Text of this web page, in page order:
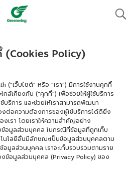
(Cookies Policy)
("เว็บไซต์" หรือ "เรา") มีการใช้งานคุกกี้
ล้เคียงกัน ("คุกกี้") เพื่อช่วยให้ผู้ใช้บริการ
ริการ และช่วยให้เราสามารถพัฒนา
ต่อความต้องการของผู้ใช้บริการได้ดียิ่ง
งเรา โดยเราให้ความสำคัญอย่าง
ข้อมูลส่วนบุคคล ในกรณีที่ข้อมูลที่ถูกเก็บ
โนโลยีอื่นมีลักษณะเป็นข้อมูลส่วนบุคคลตาม
มูลส่วนบุคคล เราจะเก็บรวบรวมตามราย
งข้อมูลส่วนบุคคล (Privacy Policy) ของ